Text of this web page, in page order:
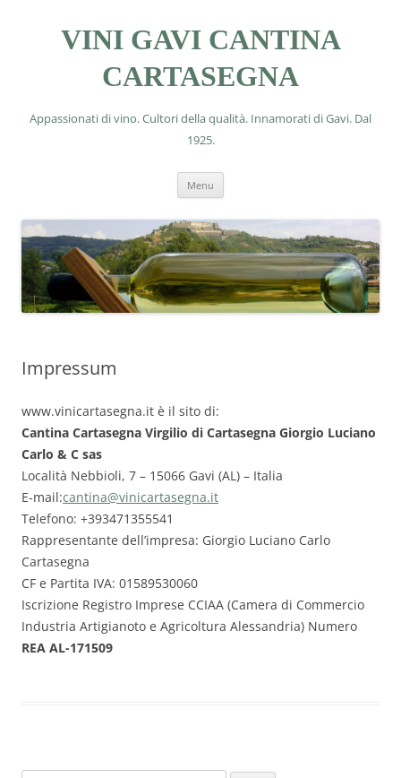
VINI GAVI CANTINA
CARTASEGNA
Appassionati di vino. Cultori della qualità. Innamorati di Gavi. Dal
1925.
Menu
Impressum
www.vinicartasegna.it è il sito di:
Cantina Cartasegna Virgilio di Cartasegna Giorgio Luciano
Carlo & C sas
Località Nebbioli, 7 – 15066 Gavi (AL) – Italia
E-mail:cantina@vinicartasegna.it
Telefono: +393471355541
Rappresentante dell’impresa: Giorgio Luciano Carlo
Cartasegna
CF e Partita IVA: 01589530060
Iscrizione Registro Imprese CCIAA (Camera di Commercio
Industria Artigianoto e Agricoltura Alessandria) Numero
REA AL-171509